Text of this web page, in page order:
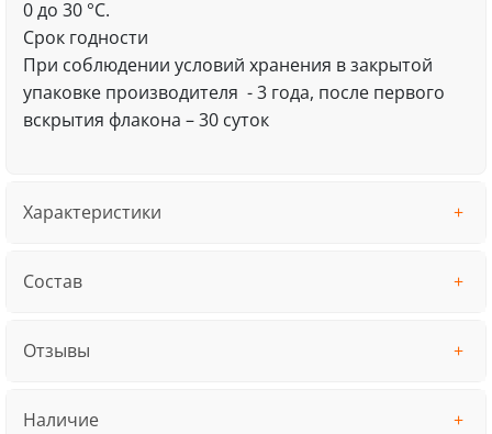
0 до 30 °С.
Срок годности
При соблюдении условий хранения в закрытой
упаковке производителя - 3 года, после первого
вскрытия флакона – 30 суток
Характеристики
Состав
Отзывы
Наличие